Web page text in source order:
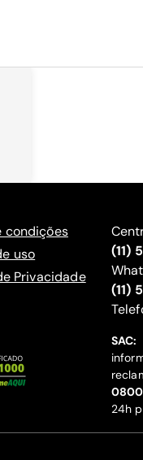
condições
uso
Privacidade
(11)
(11)
SAC:
‍0800
24h